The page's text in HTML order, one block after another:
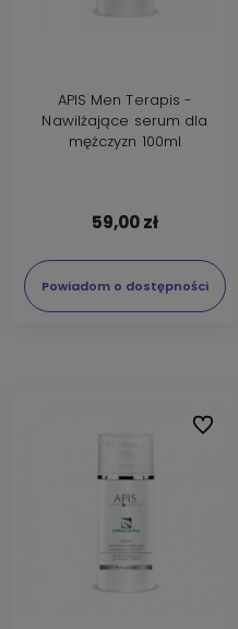
APIS Men Terapis -
Nawilżające serum dla
mężczyzn 100ml
59,00 zł
Powiadom o dostępności
Do